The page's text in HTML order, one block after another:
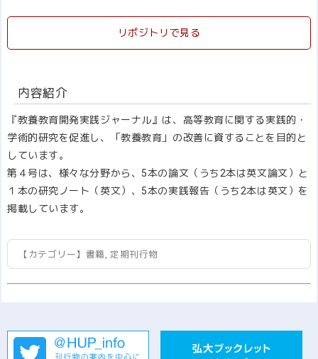
リポジトリで見る
内容紹介
『教養教育開発実践ジャーナル』は、高等教育に関する実践的・
学術的研究を促進し、「教養教育」の改善に資することを目的と
しています。
第４号は、様々な分野から、5本の論文（うち2本は英文論文）と
１本の研究ノート（英文）、5本の実践報告（うち2本は英文）を
掲載しています。
【カテゴリー】 書籍 定期刊行物